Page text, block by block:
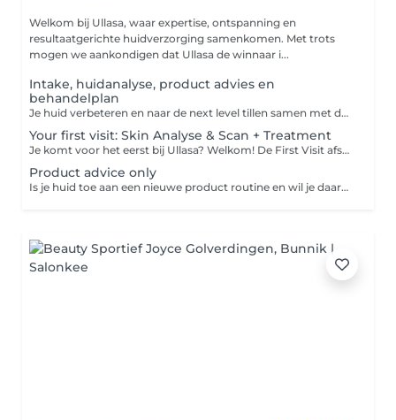
Welkom bij Ullasa, waar expertise, ontspanning en
resultaatgerichte huidverzorging samenkomen. Met trots
mogen we aankondigen dat Ullasa de winnaar i...
Intake, huidanalyse, product advies en
behandelplan
Je huid verbeteren en naar de next level tillen samen met de experts van Ullasa begint met het juiste huidplan! Tijdens deze eerste ontmoeting bespreken we al je wensen, meten en analyseren wij je huid d.m.v. een fotoscan met de Observ. Op basis van de analyse en jouw wensen maken we een behandelplan op maat. Wil je eerst even kort kennismaken met ons? Kies dan de opties gratis kennismaken.
Your first visit: Skin Analyse & Scan + Treatment
Je komt voor het eerst bij Ullasa? Welkom! De First Visit afspraak is de perfecte start voor een persoonlijk en effectief behandeltraject. Een doordachte aanpak begint immers bij een grondige voorbereiding. Tijdens deze afspraak analyseren we je huid met behulp van de geavanceerde Observ fotoscan (+/- 30 minuten). Op basis van de resultaten ontvang je direct aansluitend een op maat gemaakte behandeling van 25 - 45 of 60 minuten Afhankelijk van de gekozen tijdsduur. Wil je graag meteen een complete behandeling na je intake? Kies dan voor First visit: Scan & Product advice + 60min Facial
Product advice only
Is je huid toe aan een nieuwe product routine en wil je daarbij professioneel advies van onze huidexperts? Reserveer dan kosteloos product advies in onze agenda en wij maken samen met jou een productplan exclusief gebaseerd op de behoefte van jouw huid. Wij zijn exclusief partner van: Biologique Recherche, Skin Ceuticals, Hydropeptide & Cosmedix.